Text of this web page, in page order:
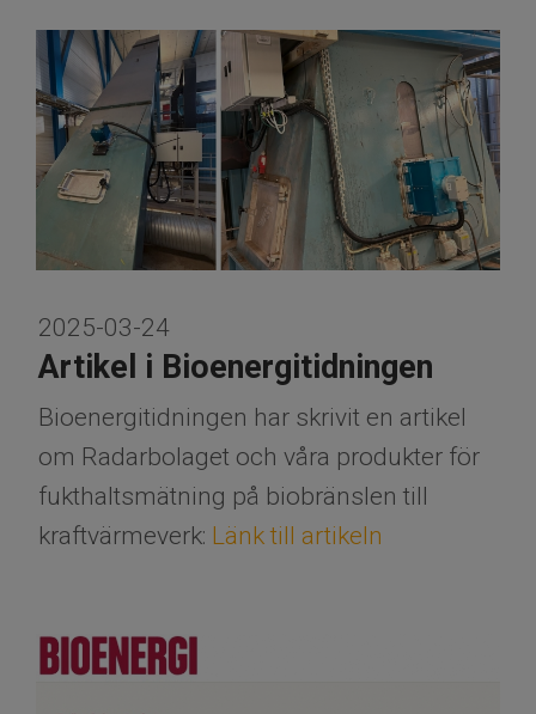
2025-03-24
Artikel i Bioenergitidningen
Bioenergitidningen har skrivit en artikel
om Radarbolaget och våra produkter för
fukthaltsmätning på biobränslen till
kraftvärmeverk: Länk till artikeln